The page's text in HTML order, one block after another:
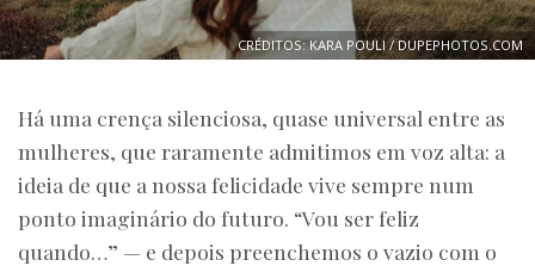
CRÉDITOS: KARA POULI / DUPEPHOTOS.COM
Há uma crença silenciosa, quase universal entre as
mulheres, que raramente admitimos em voz alta: a
ideia de que a nossa felicidade vive sempre num
ponto imaginário do futuro. “Vou ser feliz
quando…” — e depois preenchemos o vazio com o